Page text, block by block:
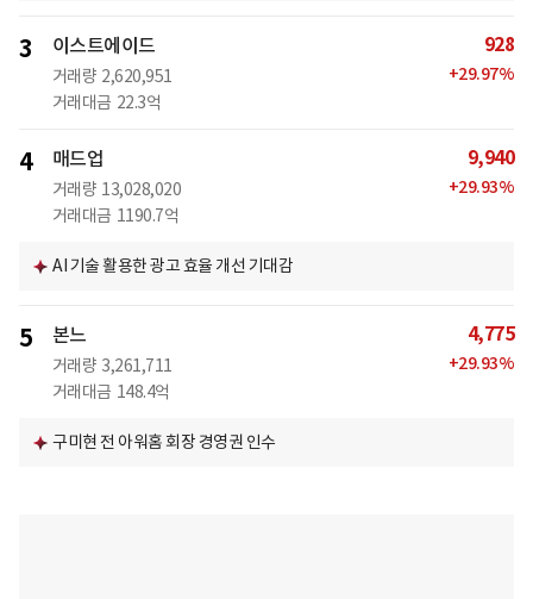
3 이스트에이드
거래량 2,620,951
거래대금 22.3억
928
+29.97%
4 매드업
거래량 13,028,020
거래대금 1190.7억
9,940
+29.93%
AI 기술 활용한 광고 효율 개선 기대감
5 본느
거래량 3,261,711
거래대금 148.4억
4,775
+29.93%
구미현 전 아워홈 회장 경영권 인수